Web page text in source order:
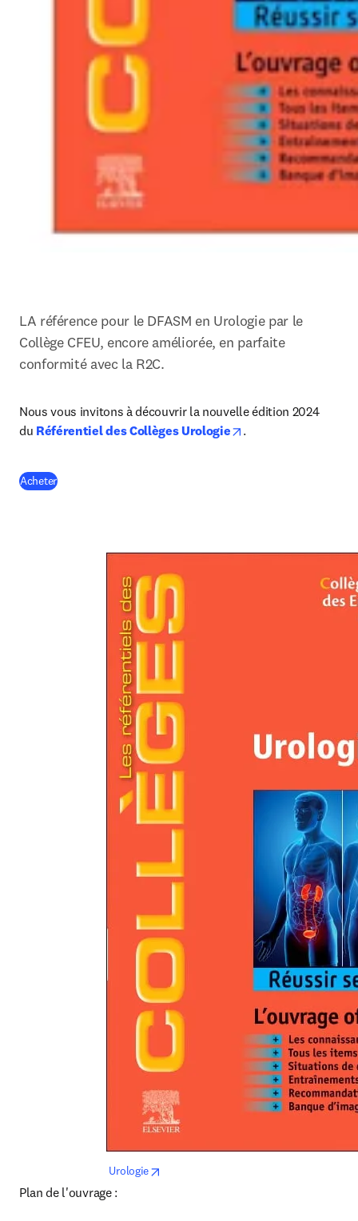
LA référence pour le DFASM en Urologie par le
Collège CFEU, encore améliorée, en parfaite
conformité avec la R2C.
Nous vous invitons à découvrir la nouvelle édition 2024
du Référentiel des Collèges Urologie opens in new tab/
.
Acheter(
Urologie
Plan de l'ouvrage :